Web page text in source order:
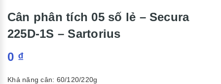
Cân phân tích 05 số lẻ – Secura
225D-1S – Sartorius
0 ₫
Khả năng cân: 60/120/220g